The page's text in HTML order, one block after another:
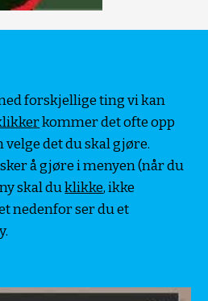
forskjellige ting vi kan
kommer det ofte opp
det du skal gjøre.
å gjøre i menyen (når du
skal du klikke, ikke
nedenfor ser du et